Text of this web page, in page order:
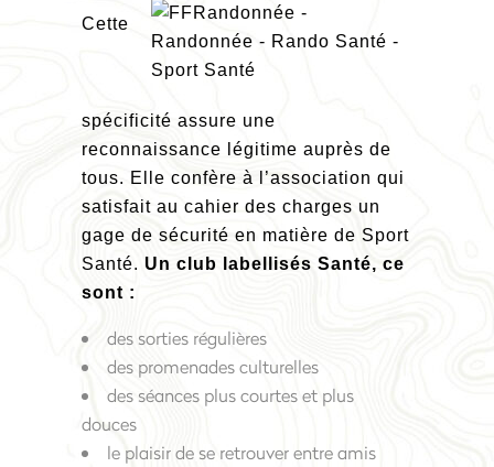
Cette
spécificité assure une
reconnaissance légitime auprès de
tous. Elle confère à l’association qui
satisfait au cahier des charges un
gage de sécurité en matière de Sport
Santé. Un club labellisés Santé, ce
sont :
des sorties régulières
des promenades culturelles
des séances plus courtes et plus
douces
le plaisir de se retrouver entre amis